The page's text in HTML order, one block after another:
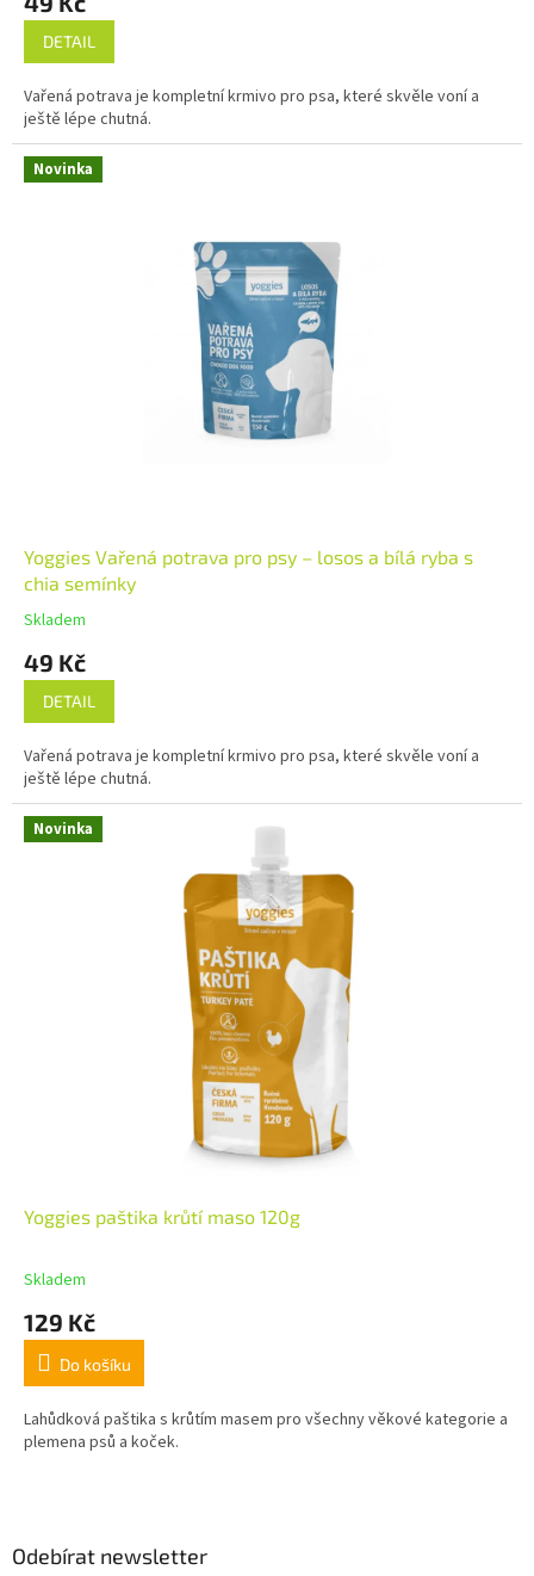
DETAIL
Vařená potrava je kompletní krmivo pro psa, které skvěle voní a
ještě lépe chutná.
Novinka
Yoggies Vařená potrava pro psy – losos a bílá ryba s
chia semínky
Skladem
49 Kč
DETAIL
Vařená potrava je kompletní krmivo pro psa, které skvěle voní a
ještě lépe chutná.
Novinka
Yoggies paštika krůtí maso 120g
Skladem
129 Kč
Do košíku
Lahůdková paštika s krůtím masem pro všechny věkové kategorie a
plemena psů a koček.
Odebírat newsletter